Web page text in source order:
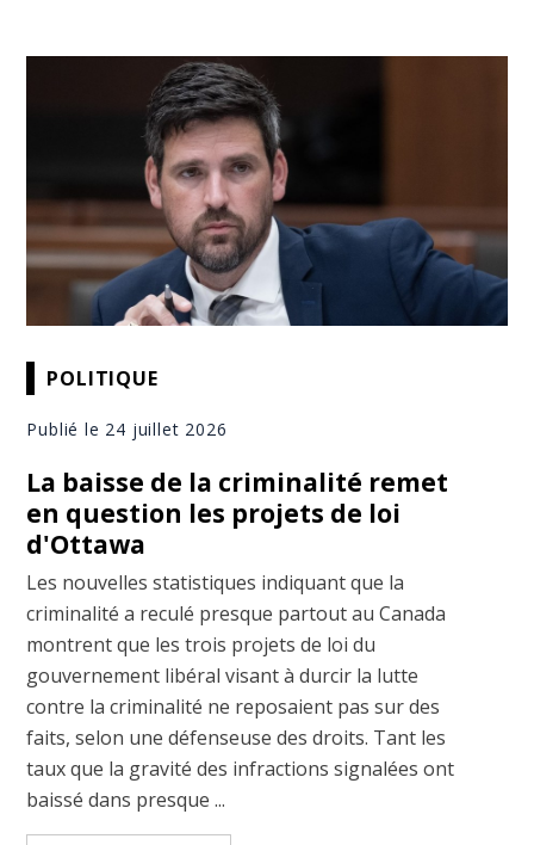
POLITIQUE
Publié le 24 juillet 2026
La baisse de la criminalité remet
en question les projets de loi
d'Ottawa
Les nouvelles statistiques indiquant que la
criminalité a reculé presque partout au Canada
montrent que les trois projets de loi du
gouvernement libéral visant à durcir la lutte
contre la criminalité ne reposaient pas sur des
faits, selon une défenseuse des droits. Tant les
taux que la gravité des infractions signalées ont
baissé dans presque ...